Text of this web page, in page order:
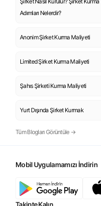
Adımları Nelerdir?
Anonim Şirket Kurma Maliyeti
Limited Şirket Kurma Maliyeti
Şahıs Şirketi Kurma Maliyeti
Yurt Dışında Şirket Kurmak
Tüm Blogları Görüntüle →
Mobil Uygulamamızı İndirin
Takipte Kalın